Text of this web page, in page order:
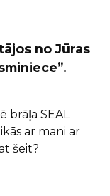
no Jūras
brāļa SEAL
ar mani ar
šeit?